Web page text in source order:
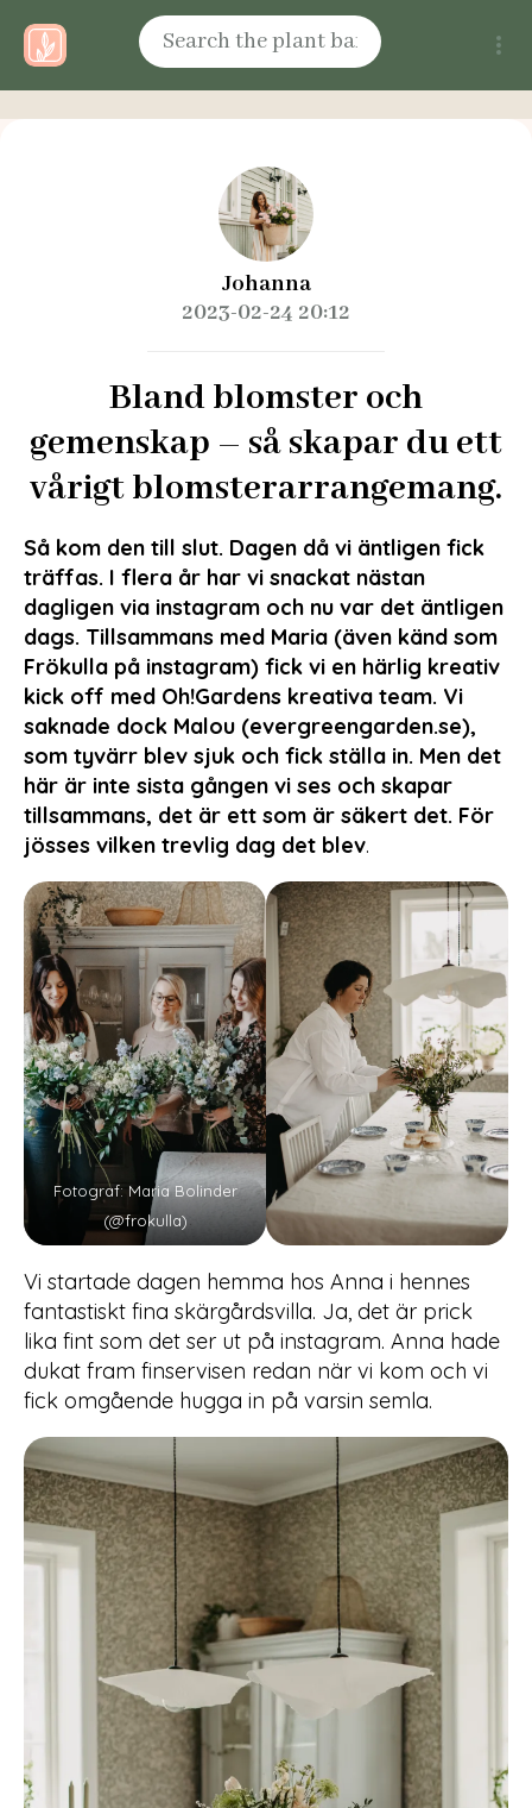
Johanna
2023-02-24 20:12
Bland blomster och
gemenskap – så skapar du ett
vårigt blomsterarrangemang.
Så kom den till slut. Dagen då vi äntligen fick
träffas. I flera år har vi snackat nästan
dagligen via instagram och nu var det äntligen
dags. Tillsammans med Maria (även känd som
Frökulla på instagram) fick vi en härlig kreativ
kick off med Oh!Gardens kreativa team. Vi
saknade dock Malou (evergreengarden.se),
som tyvärr blev sjuk och fick ställa in. Men det
här är inte sista gången vi ses och skapar
tillsammans, det är ett som är säkert det. För
jösses vilken trevlig dag det blev.
Fotograf: Maria Bolinder
(@frokulla)
Vi startade dagen hemma hos Anna i hennes
fantastiskt fina skärgårdsvilla. Ja, det är prick
lika fint som det ser ut på instagram. Anna hade
dukat fram finservisen redan när vi kom och vi
fick omgående hugga in på varsin semla.